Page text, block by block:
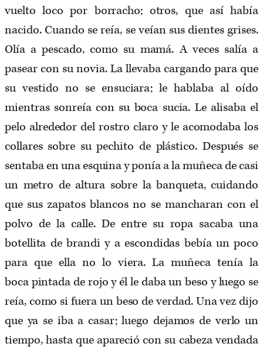
vuelto loco por borracho; otros, que así había
nacido. Cuando se reía, se veían sus dientes grises.
Olía a pescado, como su mamá. A veces salía a
pasear con su novia. La llevaba cargando para que
su vestido no se ensuciara; le hablaba al oído
mientras sonreía con su boca sucia. Le alisaba el
pelo alrededor del rostro claro y le acomodaba los
collares sobre su pechito de plástico. Después se
sentaba en una esquina y ponía a la muñeca de casi
un metro de altura sobre la banqueta, cuidando
que sus zapatos blancos no se mancharan con el
polvo de la calle. De entre su ropa sacaba una
botellita de brandi y a escondidas bebía un poco
para que ella no lo viera. La muñeca tenía la
boca pintada de rojo y él le daba un beso y luego se
reía, como si fuera un beso de verdad. Una vez dijo
que ya se iba a casar; luego dejamos de verlo un
tiempo, hasta que apareció con su cabeza vendada